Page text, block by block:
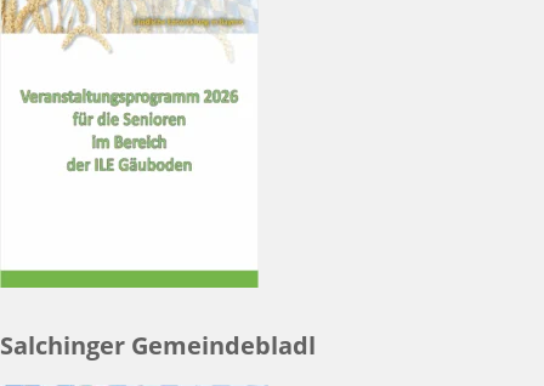
Salchinger Gemeindebladl